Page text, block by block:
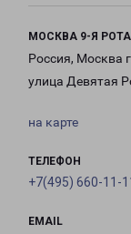
МОСКВА 9-Я
Россия, Москва
улица Девятая
на карте
ТЕЛЕФОН
+7(495) 660-11-
EMAIL